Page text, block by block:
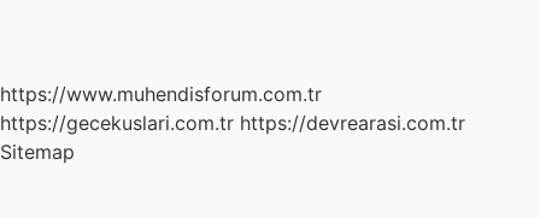
https://www.muhendisforum.com.tr
https://gecekuslari.com.tr https://devrearasi.com.tr
Sitemap